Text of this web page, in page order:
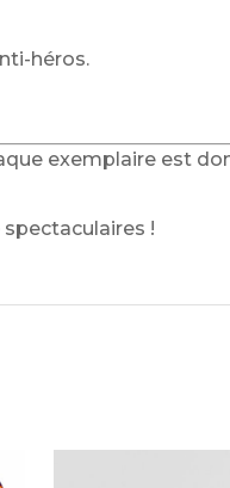
héros.
exemplaire est
!